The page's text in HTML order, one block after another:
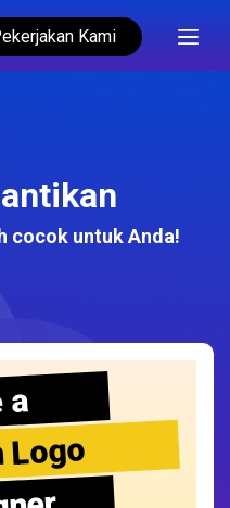
Kami
cocok untuk Anda!
a
Logo